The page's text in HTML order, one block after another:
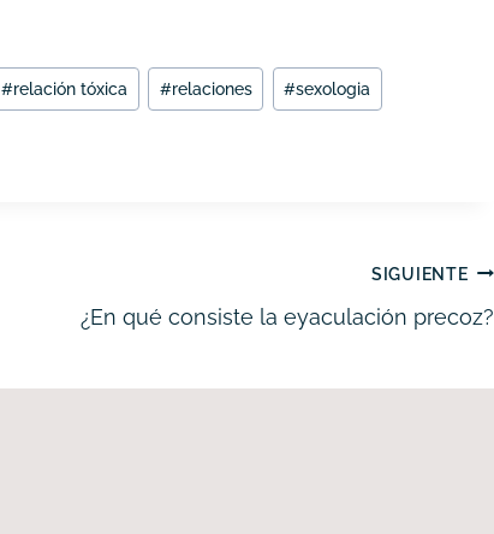
#relación tóxica #relaciones #sexologia
SIGUIENTE
¿En qué consiste la eyaculación precoz?